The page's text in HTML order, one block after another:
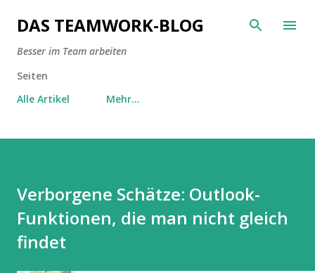
Direkt zum Hauptbereich
DAS TEAMWORK-BLOG
Besser im Team arbeiten
Seiten
Alle Artikel
Mehr…
Verborgene Schätze: Outlook-
Funktionen, die man nicht gleich
findet